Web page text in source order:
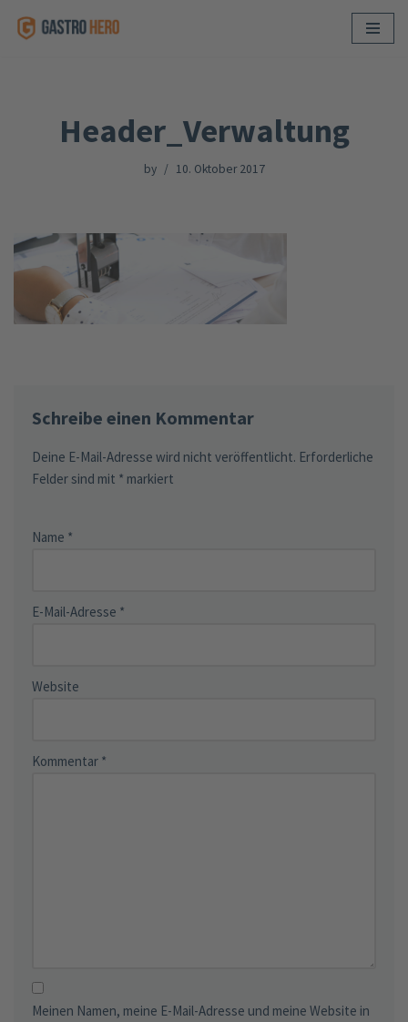
Header_Verwaltung
by 10. Oktober 2017
Schreibe einen Kommentar
Deine E-Mail-Adresse wird nicht veröffentlicht. Erforderliche
Felder sind mit * markiert
Name *
E-Mail-Adresse *
Website
Kommentar *
Meinen Namen, meine E-Mail-Adresse und meine Website in